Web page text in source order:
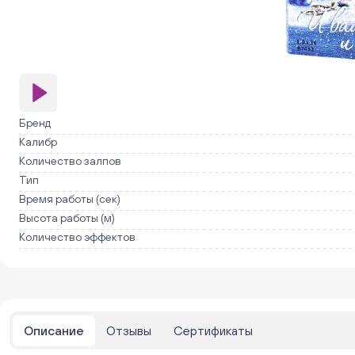
Бренд
Калибр
Количество залпов
Тип
Время работы (сек)
Высота работы (м)
Количество эффектов
Описание Отзывы
Сертификаты